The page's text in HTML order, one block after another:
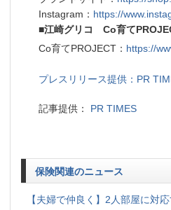
Instagram： https://
■江崎グリコ Co育て
Co育てPROJECT： https://
プレスリリース提供：PR
記事提供： PR TIMES
保険関連のニュース
【夫婦で仲良く】2人部屋に対